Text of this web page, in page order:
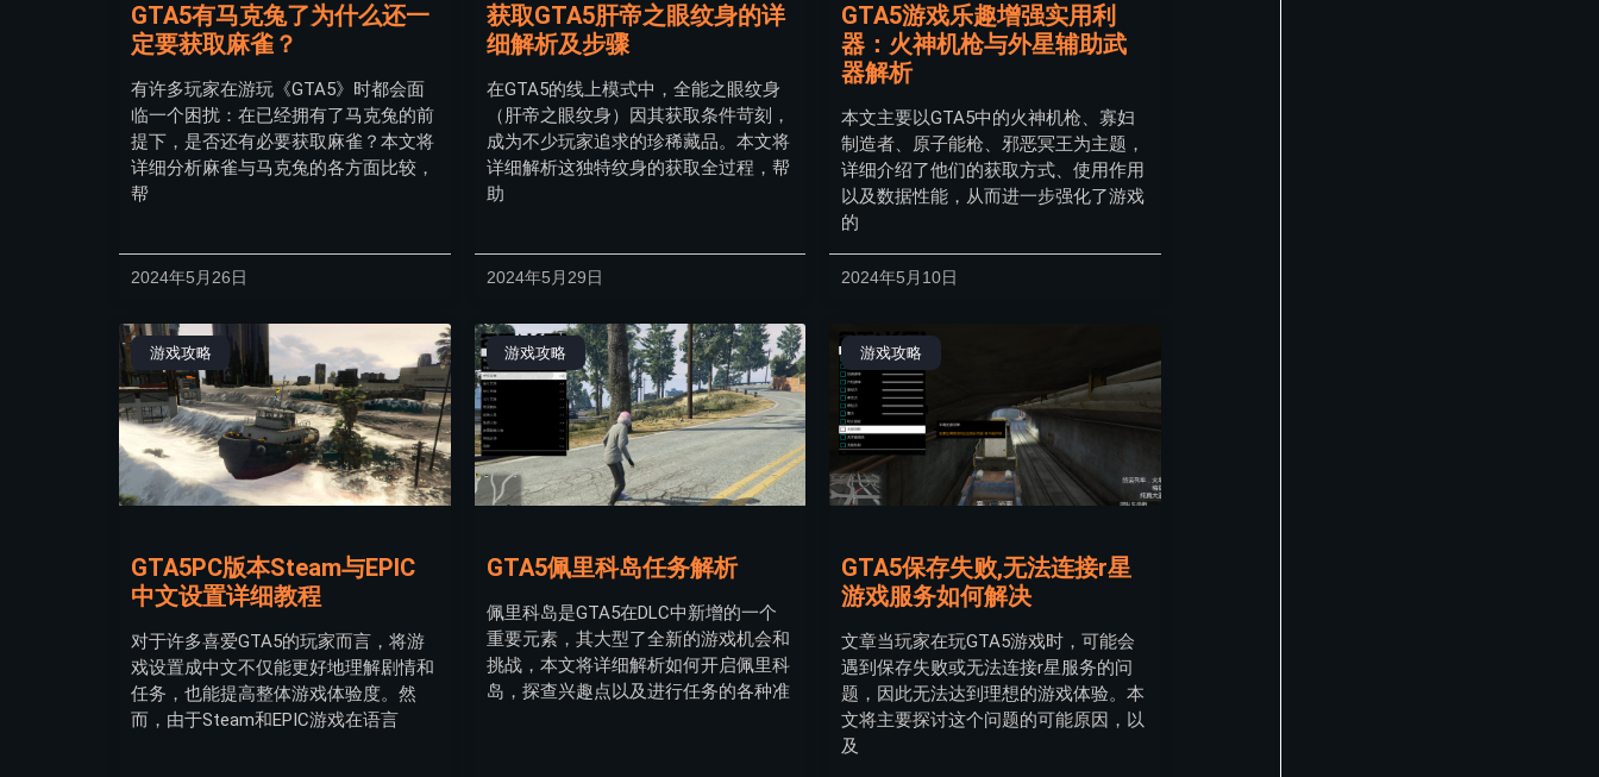
GTA5有马克兔了为什么还一
定要获取麻雀？
有许多玩家在游玩《GTA5》时都会面
临一个困扰：在已经拥有了马克兔的前
提下，是否还有必要获取麻雀？本文将
详细分析麻雀与马克兔的各方面比较，
帮
2024年5月26日
获取GTA5肝帝之眼纹身的详
细解析及步骤
在GTA5的线上模式中，全能之眼纹身
（肝帝之眼纹身）因其获取条件苛刻，
成为不少玩家追求的珍稀藏品。本文将
详细解析这独特纹身的获取全过程，帮
助
2024年5月29日
GTA5游戏乐趣增强实用利
器：火神机枪与外星辅助武
器解析
本文主要以GTA5中的火神机枪、寡妇
制造者、原子能枪、邪恶冥王为主题，
详细介绍了他们的获取方式、使用作用
以及数据性能，从而进一步强化了游戏
的
2024年5月10日
游戏攻略
GTA5PC版本Steam与EPIC
中文设置详细教程
对于许多喜爱GTA5的玩家而言，将游
戏设置成中文不仅能更好地理解剧情和
任务，也能提高整体游戏体验度。然
而，由于Steam和EPIC游戏在语言
游戏攻略
GTA5佩里科岛任务解析
佩里科岛是GTA5在DLC中新增的一个
重要元素，其大型了全新的游戏机会和
挑战，本文将详细解析如何开启佩里科
岛，探查兴趣点以及进行任务的各种准
游戏攻略
GTA5保存失败,无法连接r星
游戏服务如何解决
文章当玩家在玩GTA5游戏时，可能会
遇到保存失败或无法连接r星服务的问
题，因此无法达到理想的游戏体验。本
文将主要探讨这个问题的可能原因，以
及